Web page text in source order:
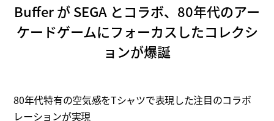
Buffer が SEGA とコラボ、80年代のアー
ケードゲームにフォーカスしたコレクシ
ョンが爆誕
80年代特有の空気感をTシャツで表現した注目のコラボ
レーションが実現